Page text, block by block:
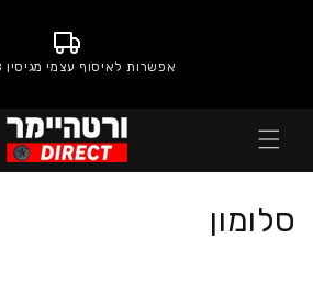
אפשרות לאיסוף עצמי מגיסין 78 פ״ת
:
סלומון